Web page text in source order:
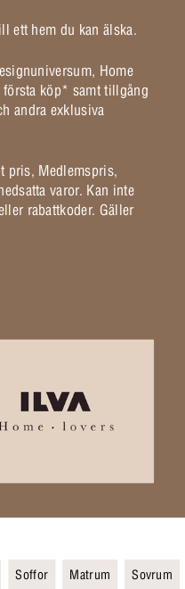
ett hem du kan älska.
Home
köp* samt tillgång
andra exklusiva
pris, Medlemspris,
varor. Kan inte
rabattkoder. Gäller
Soffor Matrum Sovrum